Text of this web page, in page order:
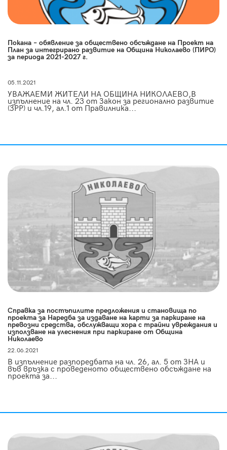
Покана – обявление за обществено обсъждане на Проект на
План за интегрирано развитие на Община Николаево (ПИРО)
за периода 2021-2027 г.
05.11.2021
УВАЖАЕМИ ЖИТЕЛИ НА ОБЩИНА НИКОЛАЕВО,В
изпълнение на чл. 23 от Закон за регионално развитие
(ЗРР) и чл.19, ал.1 от Правилника...
Справка за постъпилите предложения и становища по
проекта за Наредба за издаване на карти за паркиране на
превозни средства, обслужващи хора с трайни увреждания и
използване на улеснения при паркиране от Община
Николаево
22.06.2021
В изпълнение разпоредбата на чл. 26, ал. 5 от ЗНА и
във връзка с проведеното обществено обсъждане на
проекта за...